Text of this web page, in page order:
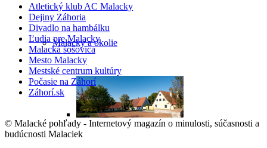
Malacky a okolie
Atletický klub AC Malacky
Dejiny Záhoria
Divadlo na hambálku
Ľudia pre Malacky
Malacká šošovica
Mesto Malacky
Mestské centrum kultúry
Počasie na Záhorí
Záhorí.sk
© Malacké pohľady - Internetový magazín o minulosti, súčasnosti a
budúcnosti Malaciek